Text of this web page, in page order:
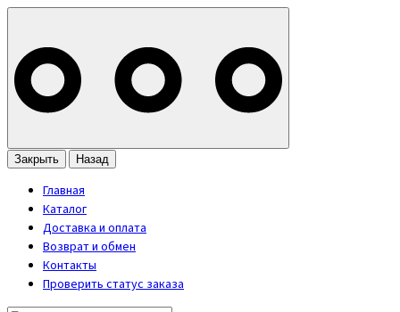
Закрыть Назад
Главная
Каталог
Доставка и оплата
Возврат и обмен
Контакты
Проверить статус заказа